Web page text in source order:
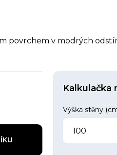
povrchem v modrých
Kalkulačka
Výška stěny